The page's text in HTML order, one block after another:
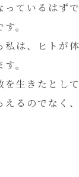
っているはず
。
私は、ヒトが
。
を生きたとし
るのでなく